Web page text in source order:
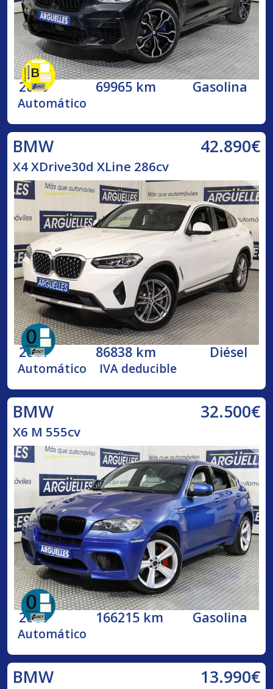
2020 69965 km Gasolina
Automático
BMW 42.890€
X4 XDrive30d XLine 286cv
2021 86838 km Diésel
Automático IVA deducible
BMW 32.500€
X6 M 555cv
2010 166215 km Gasolina
Automático
BMW 13.990€